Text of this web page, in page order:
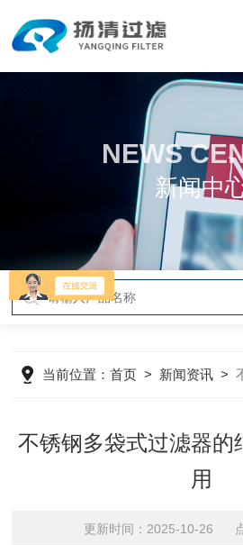
NEWS
新闻中
当前位置：首页 > 新闻资讯 >
不锈钢多袋式过滤器的
用
更新时间：2025-10-26